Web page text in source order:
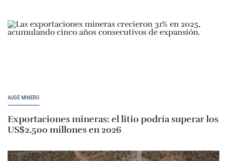
AUGE MINERO
Exportaciones mineras: el litio podría superar los
US$2.500 millones en 2026